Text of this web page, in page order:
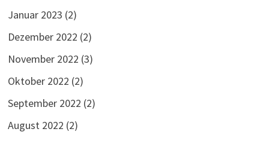
Januar 2023 (2)
Dezember 2022 (2)
November 2022 (3)
Oktober 2022 (2)
September 2022 (2)
August 2022 (2)